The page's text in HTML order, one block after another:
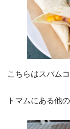
こちらはスパム
トマムにある他